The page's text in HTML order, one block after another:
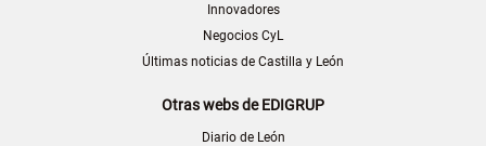
Innovadores
Negocios CyL
Últimas noticias de Castilla y León
Otras webs de EDIGRUP
Diario de León